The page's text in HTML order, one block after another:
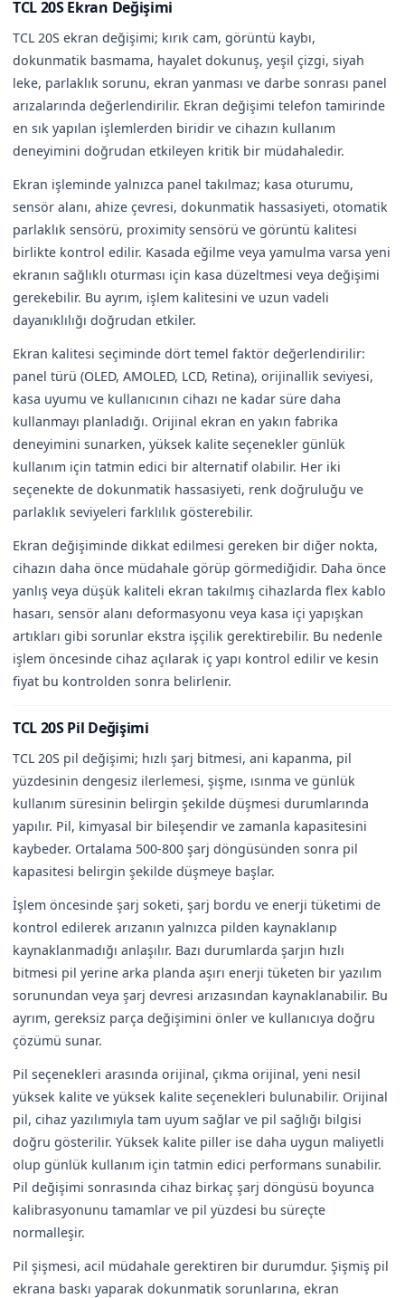
TCL 20S Ekran Değişimi
TCL 20S ekran değişimi; kırık cam, görüntü kaybı,
dokunmatik basmama, hayalet dokunuş, yeşil çizgi, siyah
leke, parlaklık sorunu, ekran yanması ve darbe sonrası panel
arızalarında değerlendirilir. Ekran değişimi telefon tamirinde
en sık yapılan işlemlerden biridir ve cihazın kullanım
deneyimini doğrudan etkileyen kritik bir müdahaledir.
Ekran işleminde yalnızca panel takılmaz; kasa oturumu,
sensör alanı, ahize çevresi, dokunmatik hassasiyeti, otomatik
parlaklık sensörü, proximity sensörü ve görüntü kalitesi
birlikte kontrol edilir. Kasada eğilme veya yamulma varsa yeni
ekranın sağlıklı oturması için kasa düzeltmesi veya değişimi
gerekebilir. Bu ayrım, işlem kalitesini ve uzun vadeli
dayanıklılığı doğrudan etkiler.
Ekran kalitesi seçiminde dört temel faktör değerlendirilir:
panel türü (OLED, AMOLED, LCD, Retina), orijinallik seviyesi,
kasa uyumu ve kullanıcının cihazı ne kadar süre daha
kullanmayı planladığı. Orijinal ekran en yakın fabrika
deneyimini sunarken, yüksek kalite seçenekler günlük
kullanım için tatmin edici bir alternatif olabilir. Her iki
seçenekte de dokunmatik hassasiyeti, renk doğruluğu ve
parlaklık seviyeleri farklılık gösterebilir.
Ekran değişiminde dikkat edilmesi gereken bir diğer nokta,
cihazın daha önce müdahale görüp görmediğidir. Daha önce
yanlış veya düşük kaliteli ekran takılmış cihazlarda flex kablo
hasarı, sensör alanı deformasyonu veya kasa içi yapışkan
artıkları gibi sorunlar ekstra işçilik gerektirebilir. Bu nedenle
işlem öncesinde cihaz açılarak iç yapı kontrol edilir ve kesin
fiyat bu kontrolden sonra belirlenir.
TCL 20S Pil Değişimi
TCL 20S pil değişimi; hızlı şarj bitmesi, ani kapanma, pil
yüzdesinin dengesiz ilerlemesi, şişme, ısınma ve günlük
kullanım süresinin belirgin şekilde düşmesi durumlarında
yapılır. Pil, kimyasal bir bileşendir ve zamanla kapasitesini
kaybeder. Ortalama 500-800 şarj döngüsünden sonra pil
kapasitesi belirgin şekilde düşmeye başlar.
İşlem öncesinde şarj soketi, şarj bordu ve enerji tüketimi de
kontrol edilerek arızanın yalnızca pilden kaynaklanıp
kaynaklanmadığı anlaşılır. Bazı durumlarda şarjın hızlı
bitmesi pil yerine arka planda aşırı enerji tüketen bir yazılım
sorunundan veya şarj devresi arızasından kaynaklanabilir. Bu
ayrım, gereksiz parça değişimini önler ve kullanıcıya doğru
çözümü sunar.
Pil seçenekleri arasında orijinal, çıkma orijinal, yeni nesil
yüksek kalite ve yüksek kalite seçenekleri bulunabilir. Orijinal
pil, cihaz yazılımıyla tam uyum sağlar ve pil sağlığı bilgisi
doğru gösterilir. Yüksek kalite piller ise daha uygun maliyetli
olup günlük kullanım için tatmin edici performans sunabilir.
Pil değişimi sonrasında cihaz birkaç şarj döngüsü boyunca
kalibrasyonunu tamamlar ve pil yüzdesi bu süreçte
normalleşir.
Pil şişmesi, acil müdahale gerektiren bir durumdur. Şişmiş pil
ekrana baskı yaparak dokunmatik sorunlarına, ekran